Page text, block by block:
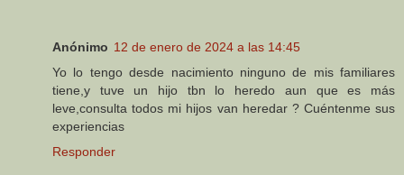
Anónimo 12 de enero de 2024 a las 14:45
Yo lo tengo desde nacimiento ninguno de mis familiares
tiene,y tuve un hijo tbn lo heredo aun que es más
leve,consulta todos mi hijos van heredar ? Cuéntenme sus
experiencias
Responder